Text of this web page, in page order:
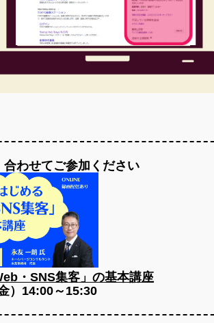
合わせてご参加ください
・SNS集客」の基本講座
）14:00～15:30